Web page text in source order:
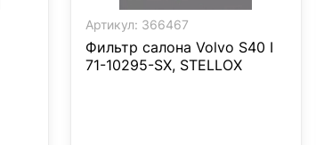
Артикул: 366467
Фильтр салона Volvo S40 I
71-10295-SX, STELLOX